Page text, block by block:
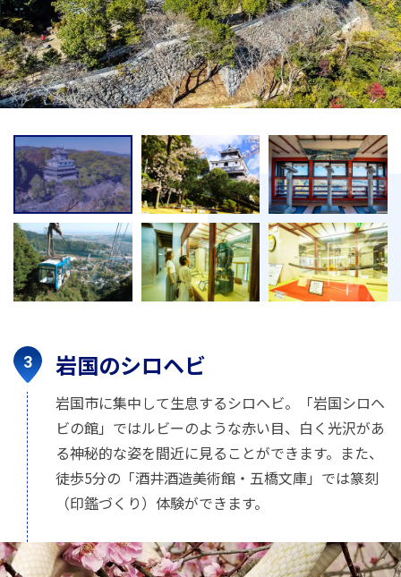
岩国のシロヘビ
岩国市に集中して生息するシロヘビ。「岩国シロヘ
ビの館」ではルビーのような赤い目、白く光沢があ
る神秘的な姿を間近に見ることができます。また、
徒歩5分の「酒井酒造美術館・五橋文庫」では篆刻
（印鑑づくり）体験ができます。